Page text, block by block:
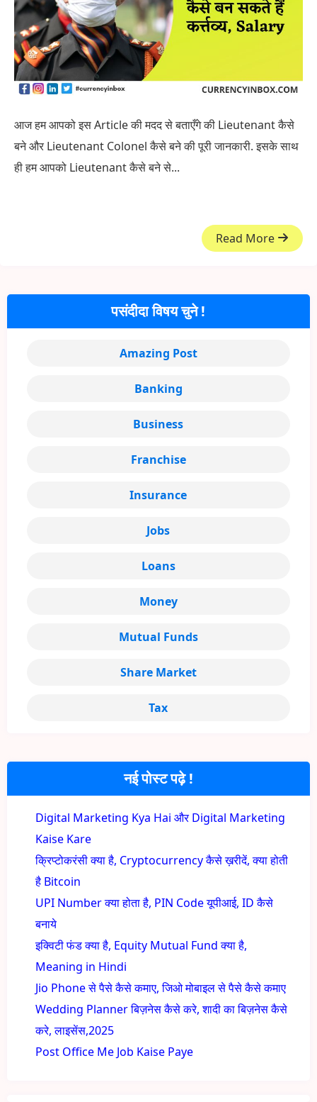
आज हम आपको इस Article की मदद से बताएँगे की Lieutenant कैसे
बने और Lieutenant Colonel कैसे बने की पूरी जानकारी. इसके साथ
ही हम आपको Lieutenant कैसे बने से...
Read More
नई पोस्ट पढ़े !
Digital Marketing Kya Hai और Digital Marketing
Kaise Kare
क्रिप्टोकरंसी क्या है, Cryptocurrency कैसे ख़रीदें, क्या होती
है Bitcoin
UPI Number क्या होता है, PIN Code यूपीआई, ID कैसे
बनाये
इक्विटी फंड क्या है, Equity Mutual Fund क्या है,
Meaning in Hindi
Jio Phone से पैसे कैसे कमाए, जिओ मोबाइल से पैसे कैसे कमाए
Wedding Planner बिज़नेस कैसे करे, शादी का बिज़नेस कैसे
करे, लाइसेंस,2025
Post Office Me Job Kaise Paye
पसंदीदा विषय चुने !
Amazing Post
Banking
Business
Franchise
Insurance
Jobs
Loans
Money
Mutual Funds
Share Market
Tax